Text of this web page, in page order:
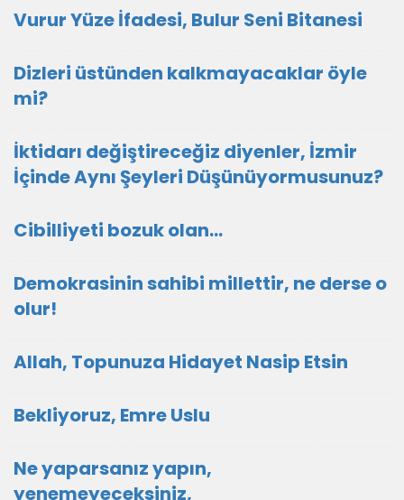
Vurur Yüze İfadesi, Bulur Seni Bitanesi
Dizleri üstünden kalkmayacaklar öyle
mi?
İktidarı değiştireceğiz diyenler, İzmir
İçinde Aynı Şeyleri Düşünüyormusunuz?
Cibilliyeti bozuk olan...
Demokrasinin sahibi millettir, ne derse o
olur!
Allah, Topunuza Hidayet Nasip Etsin
Bekliyoruz, Emre Uslu
Ne yaparsanız yapın,
yenemeyeceksiniz,